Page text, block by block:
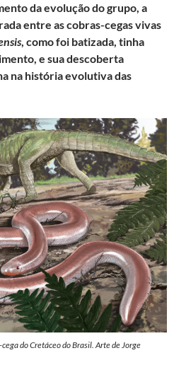
da evolução do grupo, a
entre as cobras-cegas vivas
, como foi batizada, tinha
e sua descoberta
na história evolutiva das
do Cretáceo do Brasil. Arte de Jorge